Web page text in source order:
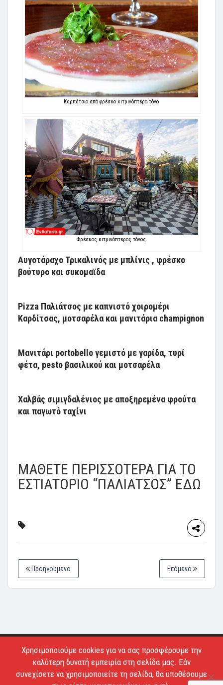
Καρπάτσιο από φρέσκο κιτρινόπτερο τόνο
Φρέσκος κιτρινόπτερος τόνος
Αυγοτάραχο Τρικαλινός με μπλίνις , φρέσκο
βούτυρο και συκομαϊδα
Pizza Παλιάτσος με καπνιστό χοιρομέρι
Καρδίτσας, μοτσαρέλα και μανιτάρια champignon
Μανιτάρι portobello γεμιστό με γαρίδα, τυρί
φέτα, pesto βασιλικού και μοτσαρέλα
Χαλβάς σιμιγδαλένιος με αποξηρεμένα φρούτα
και παγωτό ταχίνι
ΜΑΘΕΤΕ ΠΕΡΙΣΣΟΤΕΡΑ ΓΙΑ ΤΟ
ΕΣΤΙΑΤΟΡΙΟ “ΠΑΛΙΑΤΣΟΣ” ΕΔΩ
Προηγούμενο Επόμενο
Copyright © 2026 - Estiatoria. All Rights Reserved.
Απαγορεύεται το κατέβασμα των φωτογραφιών και η
αντιγραφή των κειμένων.
Χρησιμοποιούμε cookies για να σας προσφέρουμε την
καλύτερη δυνατή εμπειρία στη σελίδα μας. Εάν
συνεχίσετε να χρησιμοποιείτε τη σελίδα, θα υποθέσουμε